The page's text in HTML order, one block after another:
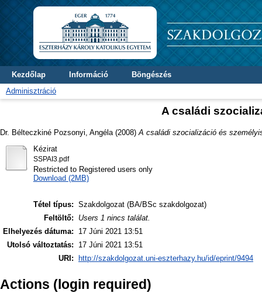
Kezdőlap Információ
Böngészés
Adminisztráció
A családi
Dr. Bélteczkiné Pozsonyi, Angéla (2008) A családi szocializáció és
Kézirat
SSPAI3.pdf
Restricted to Registered users only
Download (2MB)
Tétel típus: Szakdolgozat (BA/BSc szakdolgozat)
Feltöltő:
Users 1 nincs találat.
Elhelyezés dátuma:
17 Júni 2021 13:51
Utolsó változtatás:
17 Júni 2021 13:51
URI:
http://szakdolgozat.uni-eszterhazy.hu/id/eprint/9494
Actions (login required)